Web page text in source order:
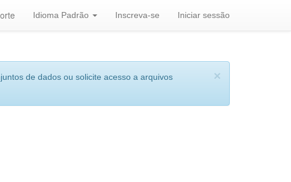
Idioma Padrão Inscreva-se Iniciar sessão
×
de dados ou solicite acesso a arquivos